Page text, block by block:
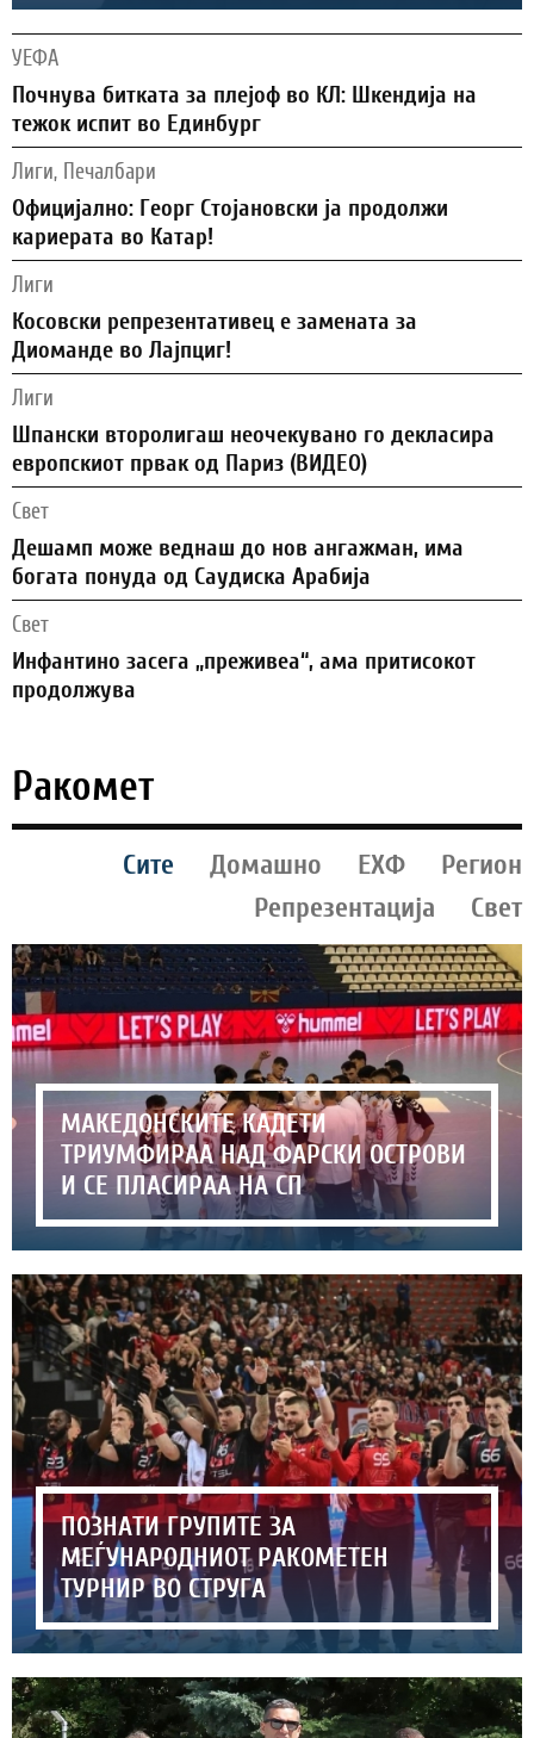
УЕФА
Почнува битката за плејоф во КЛ: Шкендија на
тежок испит во Единбург
Лиги, Печалбари
Официјално: Георг Стојановски ја продолжи
кариерата во Катар!
Лиги
Косовски репрезентативец е замената за
Диоманде во Лајпциг!
Лиги
Шпански второлигаш неочекувано го декласира
европскиот првак од Париз (ВИДЕО)
Свет
Дешамп може веднаш до нов ангажман, има
богата понуда од Саудиска Арабија
Свет
Инфантино засега „преживеа“, ама притисокот
продолжува
Ракомет
Сите Домашно ЕХФ
Регион
Репрезентација
Свет
МАКЕДОНСКИТЕ КАДЕТИ
ТРИУМФИРАА НАД ФАРСКИ ОСТРОВИ
И СЕ ПЛАСИРАА НА СП
ПОЗНАТИ ГРУПИТЕ ЗА
МЕЃУНАРОДНИОТ РАКОМЕТЕН
ТУРНИР ВО СТРУГА